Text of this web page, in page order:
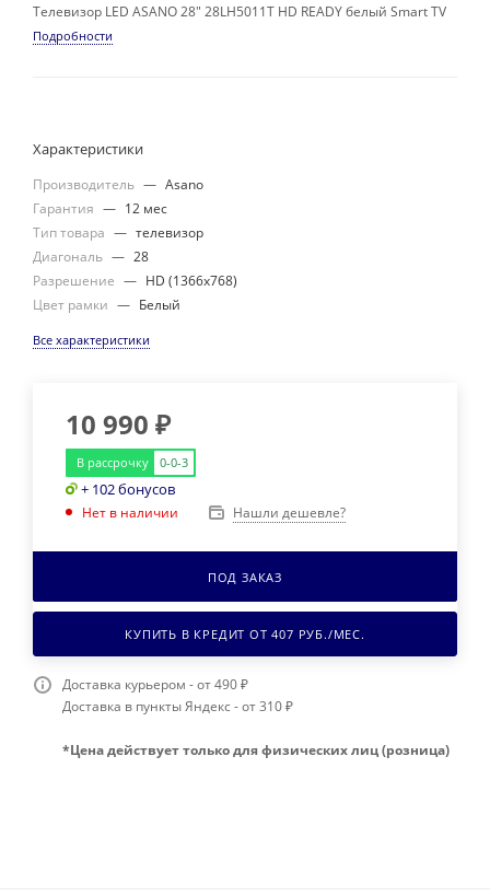
Телевизор LED ASANO 28" 28LH5011T HD READY белый Smart TV
Подробности
Характеристики
Производитель — Asano
Гарантия — 12 мес
Тип товара — телевизор
Диагональ — 28
Разрешение — HD (1366x768)
Цвет рамки — Белый
Все характеристики
10 990 ₽
В рассрочку 0-0-3
+ 102 бонусов
Нет в наличии Нашли дешевле?
ПОД ЗАКАЗ
КУПИТЬ В КРЕДИТ ОТ407 РУБ./МЕС.
Доставка курьером - от 490 ₽
Доставка в пункты Яндекс - от 310 ₽
*Цена действует только для физических лиц (розница)